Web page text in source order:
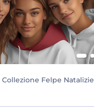
Felpe Natalizie